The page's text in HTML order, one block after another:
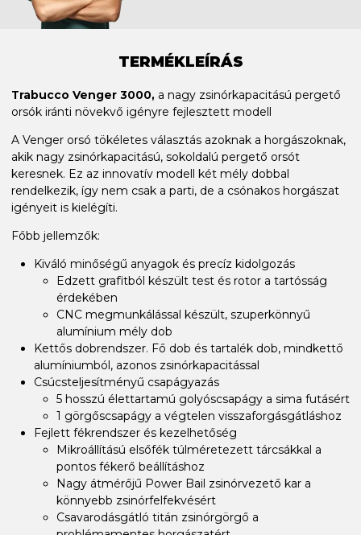
TERMÉKLEÍRÁS
Trabucco Venger 3000, a nagy zsinórkapacitású pergető
orsók iránti növekvő igényre fejlesztett modell
A Venger orsó tökéletes választás azoknak a horgászoknak,
akik nagy zsinórkapacitású, sokoldalú pergető orsót
keresnek. Ez az innovatív modell két mély dobbal
rendelkezik, így nem csak a parti, de a csónakos horgászat
igényeit is kielégíti.
Főbb jellemzők:
Kiváló minőségű anyagok és precíz kidolgozás
Edzett grafitból készült test és rotor a tartósság
érdekében
CNC megmunkálással készült, szuperkönnyű
alumínium mély dob
Kettős dobrendszer. Fő dob és tartalék dob, mindkettő
alumíniumból, azonos zsinórkapacitással
Csúcsteljesítményű csapágyazás
5 hosszú élettartamú golyóscsapágy a sima futásért
1 görgőscsapágy a végtelen visszaforgásgátláshoz
Fejlett fékrendszer és kezelhetőség
Mikroállítású elsőfék túlméretezett tárcsákkal a
pontos fékerő beállításhoz
Nagy átmérőjű Power Bail zsinórvezető kar a
könnyebb zsinórfelfekvésért
Csavarodásgátló titán zsinórgörgő a